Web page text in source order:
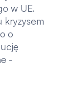
w UE.
kryzysem
o
-